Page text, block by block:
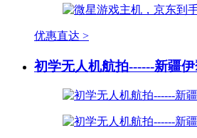
优惠直达 >
初学无人机航拍------新疆